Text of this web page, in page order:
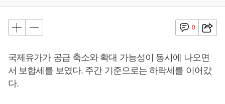
0
국제유가가 공급 축소와 확대 가능성이 동시에 나오면
서 보합세를 보였다. 주간 기준으로는 하락세를 이어갔
다.